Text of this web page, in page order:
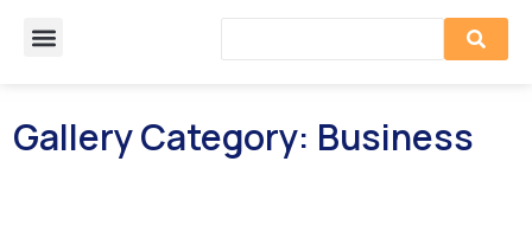
Gallery Category: Business